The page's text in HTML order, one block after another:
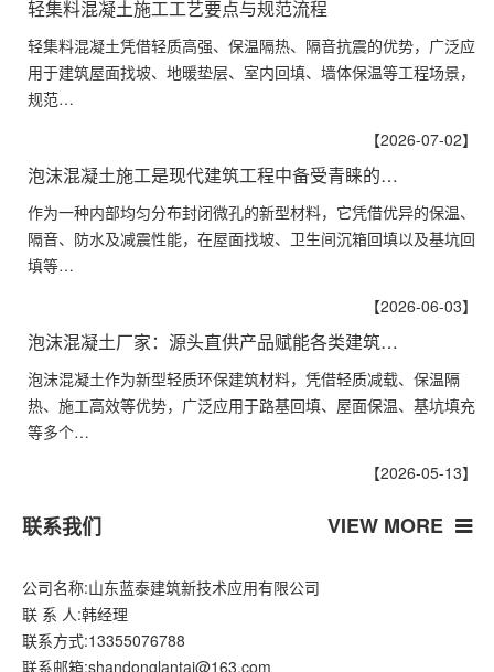
轻集料混凝土施工工艺要点与规范流程
轻集料混凝土凭借轻质高强、保温隔热、隔音抗震的优势，广泛应
用于建筑屋面找坡、地暖垫层、室内回填、墙体保温等工程场景，
规范…
【2026-07-02】
泡沫混凝土施工是现代建筑工程中备受青睐的…
作为一种内部均匀分布封闭微孔的新型材料，它凭借优异的保温、
隔音、防水及减震性能，在屋面找坡、卫生间沉箱回填以及基坑回
填等…
【2026-06-03】
泡沫混凝土厂家：源头直供产品赋能各类建筑…
泡沫混凝土作为新型轻质环保建筑材料，凭借轻质减载、保温隔
热、施工高效等优势，广泛应用于路基回填、屋面保温、基坑填充
等多个…
【2026-05-13】
联系我们 VIEW MORE
公司名称:山东蓝泰建筑新技术应用有限公司
联 系 人:韩经理
联系方式:13355076788
联系邮箱:shandonglantai@163.com